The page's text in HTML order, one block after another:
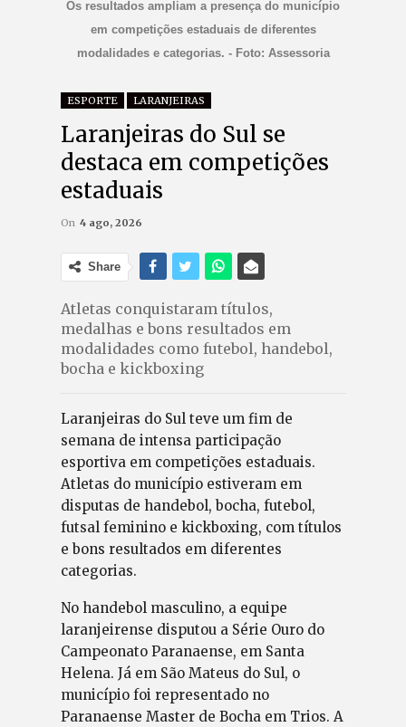
Os resultados ampliam a presença do município
em competições estaduais de diferentes
modalidades e categorias. - Foto: Assessoria
ESPORTE LARANJEIRAS
Laranjeiras do Sul se
destaca em competições
estaduais
On 4 ago, 2026
Share
Atletas conquistaram títulos,
medalhas e bons resultados em
modalidades como futebol, handebol,
bocha e kickboxing
Laranjeiras do Sul teve um fim de
semana de intensa participação
esportiva em competições estaduais.
Atletas do município estiveram em
disputas de handebol, bocha, futebol,
futsal feminino e kickboxing, com títulos
e bons resultados em diferentes
categorias.
No handebol masculino, a equipe
laranjeirense disputou a Série Ouro do
Campeonato Paranaense, em Santa
Helena. Já em São Mateus do Sul, o
município foi representado no
Paranaense Master de Bocha em Trios. A